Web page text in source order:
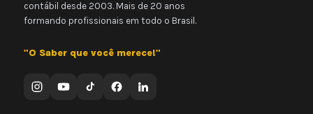
contábil desde 2003. Mais de 20 anos
formando profissionais em todo o Brasil.
"O Saber que você merece!"